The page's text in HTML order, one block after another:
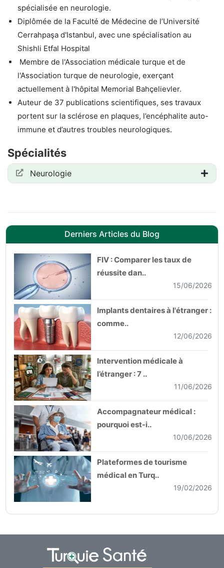
spécialisée en neurologie.
Diplômée de la Faculté de Médecine de l’Université
Cerrahpaşa d'Istanbul, avec une spécialisation au
Shishli Etfal Hospital
Membre de l'Association médicale turque et de
l'Association turque de neurologie, exerçant
actuellement à l'hôpital Memorial Bahçelievler.
Auteur de 37 publications scientifiques, ses travaux
portent sur la sclérose en plaques, l’encéphalite auto-
immune et d’autres troubles neurologiques.
Spécialités
Neurologie
Derniers Articles du Blog
FIV : Comparer les taux de
réussite dan..
15/06/2026
Implants dentaires à l'étranger :
comme..
12/06/2026
Intervention médicale à
l’étranger : 7 ..
11/06/2026
Accompagnateur médical :
pourquoi est-i..
10/06/2026
Plateformes de tourisme
médical en Turq..
19/02/2026